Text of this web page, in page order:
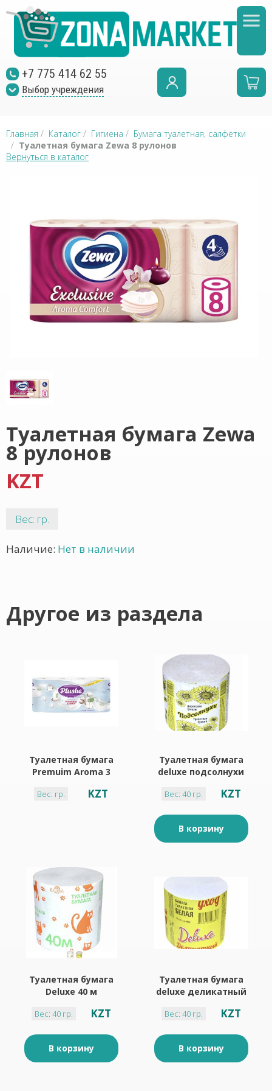
+7 775 414 62 55
Выбор учреждения
Главная / Каталог / Гигиена / Бумага туалетная, салфетки
/ Туалетная бумага Zewa 8 рулонов
Вернуться в каталог
Туалетная бумага Zewa
8 рулонов
KZT
Вес: гр.
Наличие: Нет в наличии
Другое из раздела
Туалетная бумага
Premuim Aroma 3
Вес: гр. KZT
Туалетная бумага
deluxe подсолнухи
Вес: 40 гр. KZT
В корзину
Туалетная бумага
Deluxe 40 м
Вес: 40 гр. KZT
В корзину
Туалетная бумага
deluxe деликатный
Вес: 40 гр. KZT
В корзину